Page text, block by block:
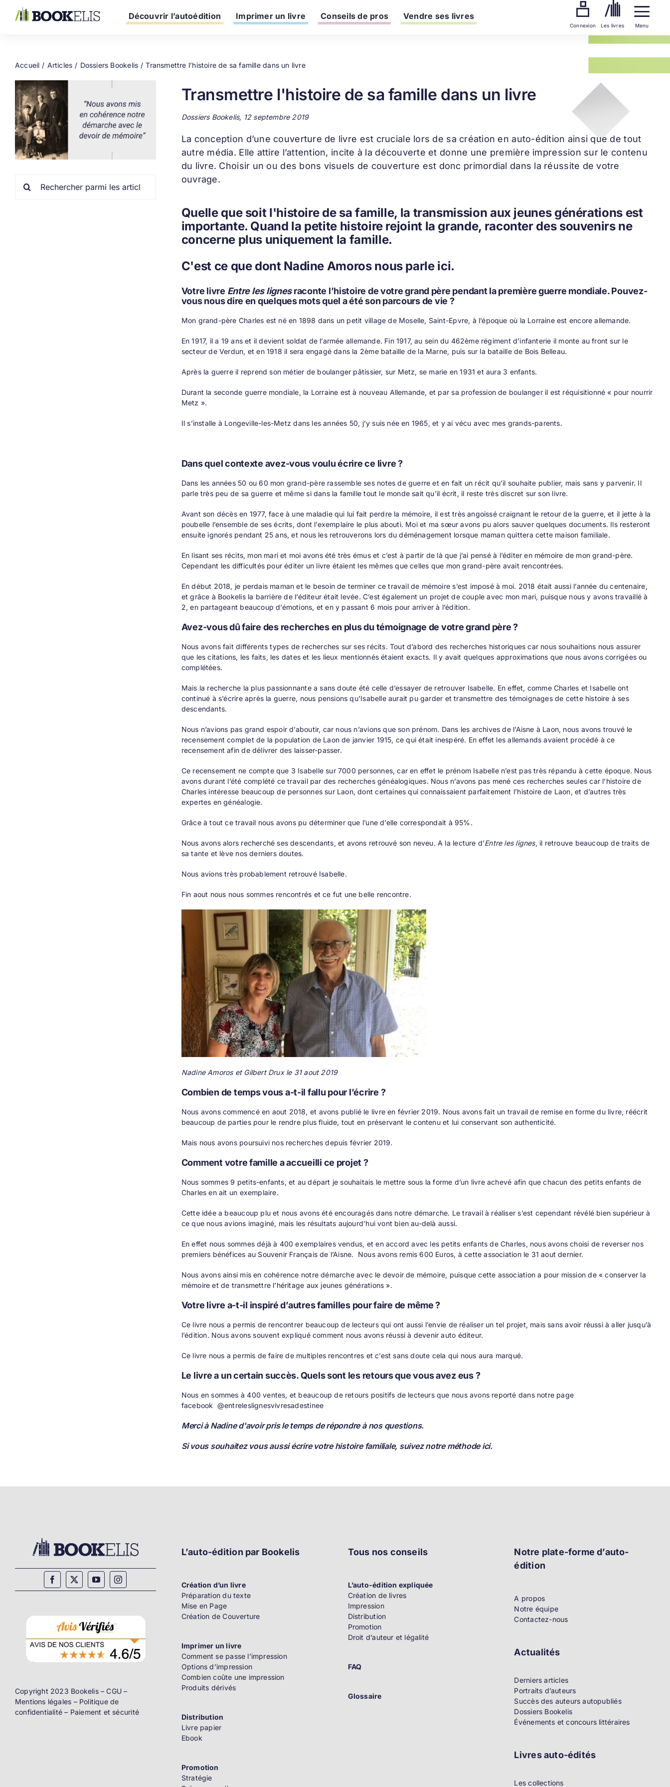
Découvrir l’autoédition Imprimer un livre Conseils de pros Vendre ses livres
Connexion Les livres Menu
Accueil Articles Dossiers Bookelis Transmettre l’histoire de sa famille dans un livre
Transmettre l'histoire de sa famille dans un livre
Dossiers Bookelis, 12 septembre 2019
La conception d’une couverture de livre est cruciale lors de sa création en auto-édition ainsi que de tout
autre média. Elle attire l’attention, incite à la découverte et donne une première impression sur le contenu
du livre. Choisir un ou des bons visuels de couverture est donc primordial dans la réussite de votre
ouvrage.
Quelle que soit l'histoire de sa famille, la transmission aux jeunes générations est
importante. Quand la petite histoire rejoint la grande, raconter des souvenirs ne
concerne plus uniquement la famille.
C'est ce que dont Nadine Amoros nous parle ici.
Votre livre Entre les lignesraconte l’histoire de votre grand père pendant la première guerre mondiale. Pouvez-
vous nous dire en quelques mots quel a été son parcours de vie ?
Mon grand-père Charles est né en 1898 dans un petit village de Moselle, Saint-Epvre, à l’époque où la Lorraine est encore allemande.
En 1917, il a 19 ans et il devient soldat de l’armée allemande. Fin 1917, au sein du 462ème régiment d’infanterie il monte au front sur le
secteur de Verdun, et en 1918 il sera engagé dans la 2ème bataille de la Marne, puis sur la bataille de Bois Belleau.
Après la guerre il reprend son métier de boulanger pâtissier, sur Metz, se marie en 1931 et aura 3 enfants.
Durant la seconde guerre mondiale, la Lorraine est à nouveau Allemande, et par sa profession de boulanger il est réquisitionné « pour nourrir
Metz ».
Il s’installe à Longeville-les-Metz dans les années 50, j’y suis née en 1965, et y ai vécu avec mes grands-parents.
Dans quel contexte avez-vous voulu écrire ce livre ?
Dans les années 50 ou 60 mon grand-père rassemble ses notes de guerre et en fait un récit qu’il souhaite publier, mais sans y parvenir. Il
parle très peu de sa guerre et même si dans la famille tout le monde sait qu’il écrit, il reste très discret sur son livre.
Avant son décès en 1977, face à une maladie qui lui fait perdre la mémoire, il est très angoissé craignant le retour de la guerre, et il jette à la
poubelle l’ensemble de ses écrits, dont l’exemplaire le plus abouti. Moi et ma sœur avons pu alors sauver quelques documents. Ils resteront
ensuite ignorés pendant 25 ans, et nous les retrouverons lors du déménagement lorsque maman quittera cette maison familiale.
En lisant ses récits, mon mari et moi avons été très émus et c’est à partir de là que j’ai pensé à l’éditer en mémoire de mon grand-père.
Cependant les difficultés pour éditer un livre étaient les mêmes que celles que mon grand-père avait rencontrées.
En début 2018, je perdais maman et le besoin de terminer ce travail de mémoire s’est imposé à moi. 2018 était aussi l’année du centenaire,
et grâce à Bookelis la barrière de l’éditeur était levée. C’est également un projet de couple avec mon mari, puisque nous y avons travaillé à
2, en partageant beaucoup d’émotions, et en y passant 6 mois pour arriver à l’édition.
Avez-vous dû faire des recherches en plus du témoignage de votre grand père ?
Nous avons fait différents types de recherches sur ses récits. Tout d’abord des recherches historiques car nous souhaitions nous assurer
que les citations, les faits, les dates et les lieux mentionnés étaient exacts. Il y avait quelques approximations que nous avons corrigées ou
complétées.
Mais la recherche la plus passionnante a sans doute été celle d’essayer de retrouver Isabelle. En effet, comme Charles et Isabelle ont
continué à s’écrire après la guerre, nous pensions qu’Isabelle aurait pu garder et transmettre des témoignages de cette histoire à ses
descendants.
Nous n’avions pas grand espoir d’aboutir, car nous n’avions que son prénom. Dans les archives de l’Aisne à Laon, nous avons trouvé le
recensement complet de la population de Laon de janvier 1915, ce qui était inespéré. En effet les allemands avaient procédé à ce
recensement afin de délivrer des laisser-passer.
Ce recensement ne compte que 3 Isabelle sur 7000 personnes, car en effet le prénom Isabelle n’est pas très répandu à cette époque. Nous
avons durant l’été complété ce travail par des recherches généalogiques. Nous n’avons pas mené ces recherches seules car l’histoire de
Charles intéresse beaucoup de personnes sur Laon, dont certaines qui connaissaient parfaitement l’histoire de Laon, et d’autres très
expertes en généalogie.
Grâce à tout ce travail nous avons pu déterminer que l’une d’elle correspondait à 95%.
Nous avons alors recherché ses descendants, et avons retrouvé son neveu. A la lecture d’Entre les lignes, il retrouve beaucoup de traits de
sa tante et lève nos derniers doutes.
Nous avions très probablement retrouvé Isabelle.
Fin aout nous nous sommes rencontrés et ce fut une belle rencontre.
Nadine Amoros et Gilbert Drux le 31 aout 2019
Combien de temps vous a-t-il fallu pour l’écrire ?
Nous avons commencé en aout 2018, et avons publié le livre en février 2019. Nous avons fait un travail de remise en forme du livre, réécrit
beaucoup de parties pour le rendre plus fluide, tout en préservant le contenu et lui conservant son authenticité.
Mais nous avons poursuivi nos recherches depuis février 2019.
Comment votre famille a accueilli ce projet ?
Nous sommes 9 petits-enfants, et au départ je souhaitais le mettre sous la forme d’un livre achevé afin que chacun des petits enfants de
Charles en ait un exemplaire.
Cette idée a beaucoup plu et nous avons été encouragés dans notre démarche. Le travail à réaliser s’est cependant révélé bien supérieur à
ce que nous avions imaginé, mais les résultats aujourd’hui vont bien au-delà aussi.
En effet nous sommes déjà à 400 exemplaires vendus, et en accord avec les petits enfants de Charles, nous avons choisi de reverser nos
premiers bénéfices au Souvenir Français de l’Aisne. Nous avons remis 600 Euros, à cette association le 31 aout dernier.
Nous avons ainsi mis en cohérence notre démarche avec le devoir de mémoire, puisque cette association a pour mission de « conserver la
mémoire et de transmettre l’héritage aux jeunes générations ».
Votre livre a-t-il inspiré d’autres familles pour faire de même ?
Ce livre nous a permis de rencontrer beaucoup de lecteurs qui ont aussi l’envie de réaliser un tel projet, mais sans avoir réussi à aller jusqu’à
l’édition. Nous avons souvent expliqué comment nous avons réussi à devenir auto éditeur.
Ce livre nous a permis de faire de multiples rencontres et c’est sans doute cela qui nous aura marqué.
Le livre a un certain succès. Quels sont les retours que vous avez eus ?
Nous en sommes à 400 ventes, et beaucoup de retours positifs de lecteurs que nous avons reporté dans notre page
facebook @entreleslignesvivresadestinee
Merci à Nadine d'avoir pris le temps de répondre à nos questions.
Si vous souhaitez vous aussi écrire votre histoire familiale, suivez notre méthode ici.
Copyright 2023 Bookelis –CGU –
Mentions légales – Politique de
confidentialité – Paiement et sécurité
L’auto-édition par Bookelis
Création d’un livre
Préparation du texte
Mise en Page
Création de Couverture
Imprimer un livre
Comment se passe l’impression
Options d’impression
Combien coûte une impression
Produits dérivés
Distribution
Livre papier
Ebook
Promotion
Stratégie
Tous nos conseils
L’auto-édition expliquée
Création de livres
Impression
Distribution
Promotion
Droit d’auteur et légalité
FAQ
Glossaire
Notre plate-forme d’auto-
édition
A propos
Notre équipe
Contactez-nous
Actualités
Derniers articles
Portraits d’auteurs
Succès des auteurs autopubliés
Dossiers Bookelis
Événements et concours littéraires
Livres auto-édités
Les collections